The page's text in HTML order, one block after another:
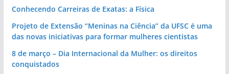
k
Conhecendo Carreiras de Exatas: a Física
Projeto de Extensão “Meninas na Ciência” da UFSC é uma
das novas iniciativas para formar mulheres cientistas
8 de março – Dia Internacional da Mulher: os direitos
conquistados